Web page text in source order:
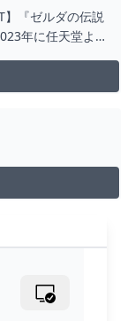
】『ゼルダの伝説
年に任天堂よ
ー、心に残る
デザインに落と